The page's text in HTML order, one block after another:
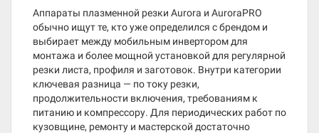
Аппараты плазменной резки Aurora и AuroraPRO
обычно ищут те, кто уже определился с брендом и
выбирает между мобильным инвертором для
монтажа и более мощной установкой для регулярной
резки листа, профиля и заготовок. Внутри категории
ключевая разница — по току резки,
продолжительности включения, требованиям к
питанию и компрессору. Для периодических работ по
кузовщине, ремонту и мастерской достаточно